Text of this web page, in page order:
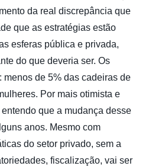
da real discrepância que
que as estratégias estão
esferas pública e privada,
do que deveria ser. Os
menos de 5% das cadeiras de
Por mais otimista e
que a mudança desse
anos. Mesmo com
do setor privado, sem a
fiscalização, vai ser